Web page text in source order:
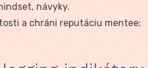
návyky.
a chráni reputáciu mentee;